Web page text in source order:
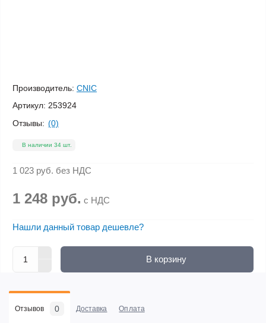
Производитель: CNIC
Артикул: 253924
Отзывы: (0)
В наличии 34 шт.
1 023 руб. без НДС
1 248 руб. с НДС
Нашли данный товар дешевле?
В корзину
Отзывов 0 Доставка Оплата